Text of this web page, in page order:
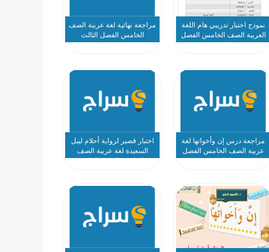
نموذج اختبار تدريبي هام اللغة
العربية الصف الخامس الفصل
الثالث
مراجعة نهائية لغة عربية الصف
الخامس الفصل الثالث
مراجعة درس إن وأخواتها لغة
عربية الصف الخامس الفصل
الثالث
اختبار قصير لرواية أحلام ليبل
السعيدة لغة عربية الصف
الخامس الفصل الثالث